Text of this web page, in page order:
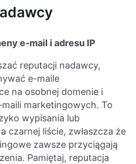
e-mail i adresu IP
reputacji nadawcy,
e-maile
na osobnej domenie i
maili marketingowych. To
wypisania lub
czarnej liście, zwłaszcza że
zawsze przyciągają
Pamiętaj, reputacja